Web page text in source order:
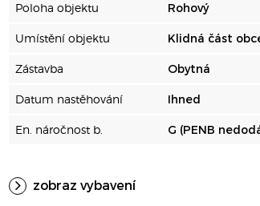
Poloha objektu Rohový
Umístění objektu Klidná část
Zástavba Obytná
Datum nastěhování Ihned
En. náročnost b. G (PENB
zobraz vybavení